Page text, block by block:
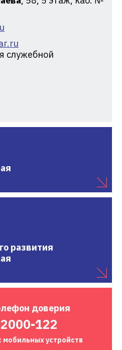
служебной
развития
доверия
122
мобильных устройств